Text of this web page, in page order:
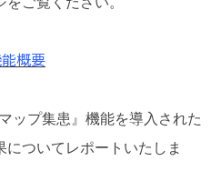
概要
ップ集患』機能を導入された
ついてレポートいたしま